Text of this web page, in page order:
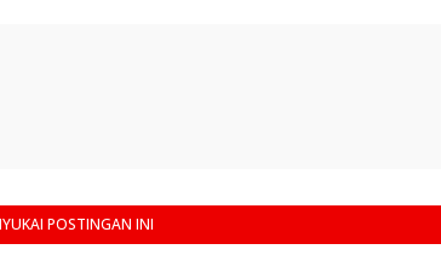
POSTINGAN INI